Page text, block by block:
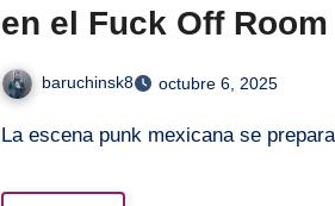
en el Fuck Off Room
baruchinsk8 octubre 6, 2025
La escena punk mexicana se